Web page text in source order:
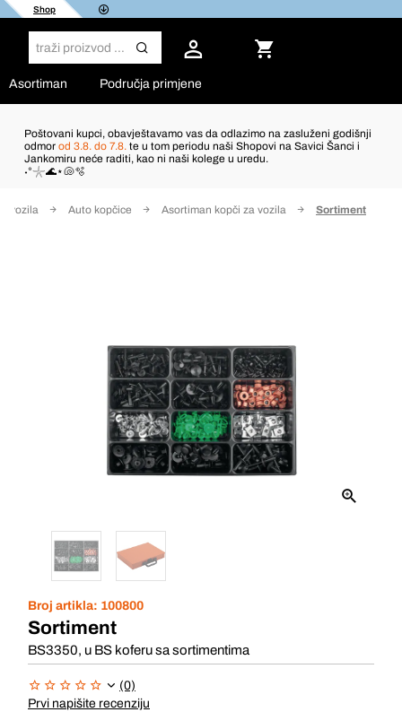
Shop
Asortiman Područja primjene
Poštovani kupci, obavještavamo vas da odlazimo na zasluženi godišnji
odmor od 3.8. do 7.8. te u tom periodu naši Shopovi na Savici Šanci i
Jankomiru neće raditi, kao ni naši kolege u uredu.
˖°𓇼🌊⋆🐚🫧
vozila Auto kopčice Asortiman kopči za vozila Sortiment
Broj artikla: 100800
Sortiment
BS3350, u BS koferu sa sortimentima
(0)
Prvi napišite recenziju